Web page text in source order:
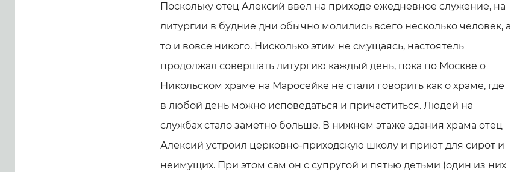
Поскольку отец Алексий ввел на приходе ежедневное служение, на
литургии в будние дни обычно молились всего несколько человек, а
то и вовсе никого. Нисколько этим не смущаясь, настоятель
продолжал совершать литургию каждый день, пока по Москве о
Никольском храме на Маросейке не стали говорить как о храме, где
в любой день можно исповедаться и причаститься. Людей на
службах стало заметно больше. В нижнем этаже здания храма отец
Алексий устроил церковно-приходскую школу и приют для сирот и
неимущих. При этом сам он с супругой и пятью детьми (один из них